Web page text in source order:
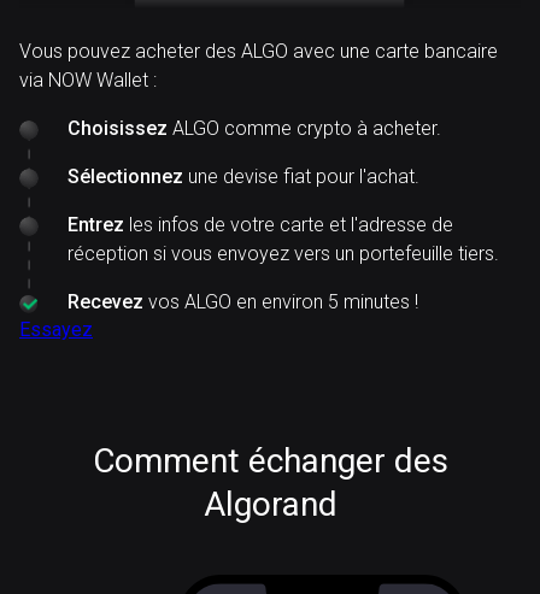
Vous pouvez acheter des ALGO avec une carte bancaire
via NOW Wallet :
Choisissez ALGO comme crypto à acheter.
Sélectionnez une devise fiat pour l'achat.
Entrez les infos de votre carte et l'adresse de
réception si vous envoyez vers un portefeuille tiers.
Recevez vos ALGO en environ 5 minutes !
Essayez
Comment échanger des
Algorand